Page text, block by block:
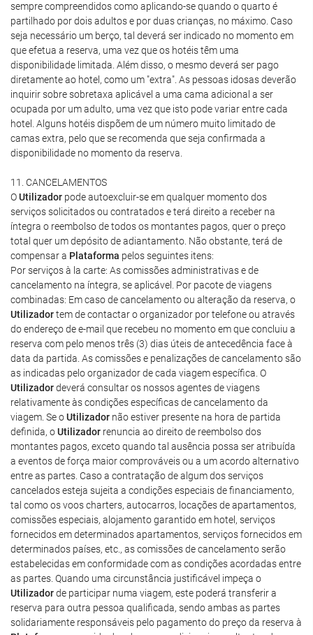
sempre compreendidos como aplicando-se quando o quarto é
partilhado por dois adultos e por duas crianças, no máximo. Caso
seja necessário um berço, tal deverá ser indicado no momento em
que efetua a reserva, uma vez que os hotéis têm uma
disponibilidade limitada. Além disso, o mesmo deverá ser pago
diretamente ao hotel, como um "extra". As pessoas idosas deverão
inquirir sobre sobretaxa aplicável a uma cama adicional a ser
ocupada por um adulto, uma vez que isto pode variar entre cada
hotel. Alguns hotéis dispõem de um número muito limitado de
camas extra, pelo que se recomenda que seja confirmada a
disponibilidade no momento da reserva.
11. CANCELAMENTOS
OUtilizador pode autoexcluir-se em qualquer momento dos
serviços solicitados ou contratados e terá direito a receber na
íntegra o reembolso de todos os montantes pagos, quer o preço
total quer um depósito de adiantamento. Não obstante, terá de
compensar a Plataforma pelos seguintes itens:
Por serviços à la carte: As comissões administrativas e de
cancelamento na íntegra, se aplicável. Por pacote de viagens
combinadas: Em caso de cancelamento ou alteração da reserva, o
Utilizadortem de contactar o organizador por telefone ou através
do endereço de e-mail que recebeu no momento em que concluiu a
reserva com pelo menos três (3) dias úteis de antecedência face à
data da partida. As comissões e penalizações de cancelamento são
as indicadas pelo organizador de cada viagem específica. O
Utilizadordeverá consultar os nossos agentes de viagens
relativamente às condições específicas de cancelamento da
viagem. Se oUtilizador não estiver presente na hora de partida
definida, oUtilizador renuncia ao direito de reembolso dos
montantes pagos, exceto quando tal ausência possa ser atribuída
a eventos de força maior comprováveis ou a um acordo alternativo
entre as partes. Caso a contratação de algum dos serviços
cancelados esteja sujeita a condições especiais de financiamento,
tal como os voos charters, autocarros, locações de apartamentos,
comissões especiais, alojamento garantido em hotel, serviços
fornecidos em determinados apartamentos, serviços fornecidos em
determinados países, etc., as comissões de cancelamento serão
estabelecidas em conformidade com as condições acordadas entre
as partes. Quando uma circunstância justificável impeça o
Utilizadorde participar numa viagem, este poderá transferir a
reserva para outra pessoa qualificada, sendo ambas as partes
solidariamente responsáveis pelo pagamento do preço da reserva à